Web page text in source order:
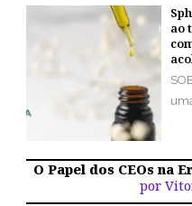
ao
O Papel dos CEOs na
por